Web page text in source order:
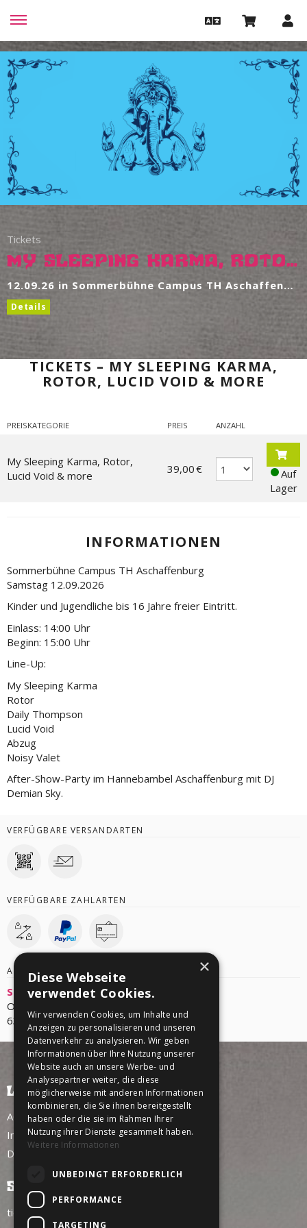
Tickets
My Sleeping Karma, Rotor, Lucid Void & more
12.09.26 in Sommerbühne Campus TH Aschaffenburg
Details
TICKETS – MY SLEEPING KARMA,
ROTOR, LUCID VOID & MORE
PREISKATEGORIE PREIS ANZAHL
My Sleeping Karma, Rotor,
Lucid Void & more
39,00 €
Auf
Lager
INFORMATIONEN
Sommerbühne Campus TH Aschaffenburg
Samstag 12.09.2026
Kinder und Jugendliche bis 16 Jahre freier Eintritt.
Einlass: 14:00 Uhr
Beginn: 15:00 Uhr
Line-Up:
My Sleeping Karma
Rotor
Daily Thompson
Lucid Void
Abzug
Noisy Valet
After-Show-Party im Hannebambel Aschaffenburg mit DJ
Demian Sky.
VERFÜGBARE VERSANDARTEN
VERFÜGBARE ZAHLARTEN
ANBIETER/VERANSTALTER
Sound Of Liberation GmbH
Obernburger Strasse 26
63925 Laudenbach
LINKS
AGB
Impressum
Datenschutz
SERVICE
tickettoaster Support
×
Diese Webseite
verwendet Cookies.
Wir verwenden Cookies, um Inhalte und
Anzeigen zu personalisieren und unseren
Datenverkehr zu analysieren. Wir geben
Informationen über Ihre Nutzung unserer
Website auch an unsere Werbe- und
Analysepartner weiter, die diese
möglicherweise mit anderen Informationen
kombinieren, die Sie ihnen bereitgestellt
haben oder die sie im Rahmen Ihrer
Nutzung ihrer Dienste gesammelt haben.
Weitere Informationen
UNBEDINGT ERFORDERLICH
PERFORMANCE
TARGETING